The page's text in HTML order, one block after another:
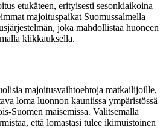
etukäteen, erityisesti sesonkiaikoina
majoituspaikat Suomussalmella
joka mahdollistaa huoneen
klikkauksella.
majoitusvaihtoehtoja matkailijoille,
loma luonnon kauniissa ympäristössä
Suomen maisemissa. Valitsemalla
että lomastasi tulee ikimuistoinen